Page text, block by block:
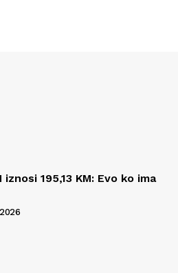
195,13 KM: Evo ko ima